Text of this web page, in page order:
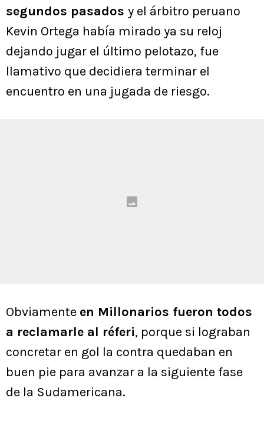
segundos pasados y el árbitro peruano
Kevin Ortega había mirado ya su reloj
dejando jugar el último pelotazo, fue
llamativo que decidiera terminar el
encuentro en una jugada de riesgo.
Obviamente en Millonarios fueron todos
a reclamarle al réferi, porque si lograban
concretar en gol la contra quedaban en
buen pie para avanzar a la siguiente fase
de la Sudamericana.